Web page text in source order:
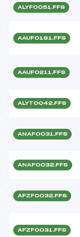
ALYF0051.FFS
AAUF0181.FFS
AAUF0211.FFS
ALYT0042.FFS
ANAF0031.FFS
ANAF0032.FFS
AFZF0032.FFS
AFZF0031.FFS